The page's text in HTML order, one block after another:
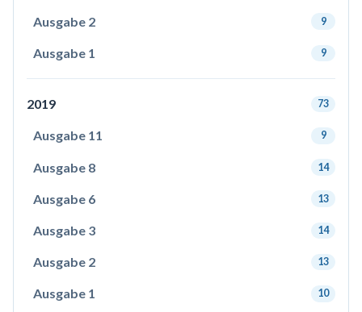
Ausgabe 2 9
Ausgabe 1 9
2019 73
Ausgabe 11 9
Ausgabe 8 14
Ausgabe 6 13
Ausgabe 3 14
Ausgabe 2 13
Ausgabe 1 10